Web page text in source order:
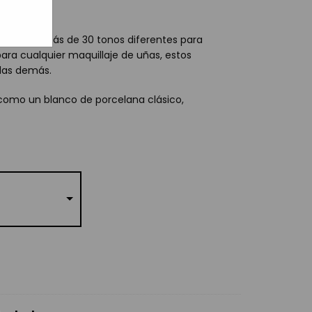
de más de 30 tonos diferentes para
cualquier maquillaje de uñas, estos
demás.
un blanco de porcelana clásico,